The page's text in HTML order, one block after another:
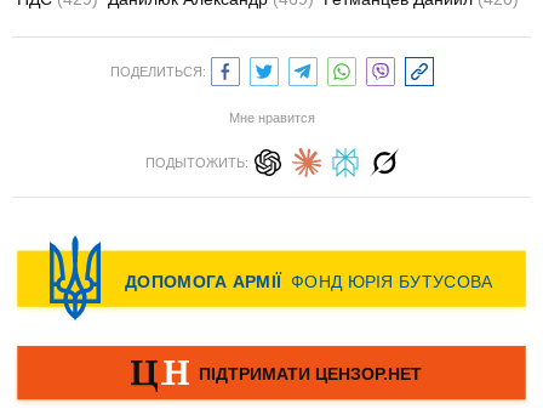
ПОДЕЛИТЬСЯ:
Мне нравится
ПОДЫТОЖИТЬ: